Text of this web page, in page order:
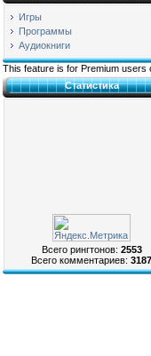
Игры
Программы
Аудиокниги
This feature is for Premium users
Статистика
Всего рингтонов: 2553
Всего комментариев: 3187